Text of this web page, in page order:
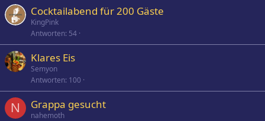
Cocktailabend für 200 Gäste
KingPink
Antworten 54
Klares Eis
Semyon
Antworten 100
N Grappa gesucht
nahemoth